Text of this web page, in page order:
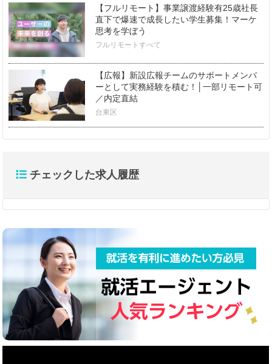
【フルリモート】事業譲渡経験有25歳社長
直下で爆速で成長したい学生募集！マーケ
思考を学ぼう
フルリモートすべて
【広報】新設広報チームのサポートメンバ
ーとして実務経験を積む！│一部リモート可
／内定直結
台東区
チェックした求人履歴